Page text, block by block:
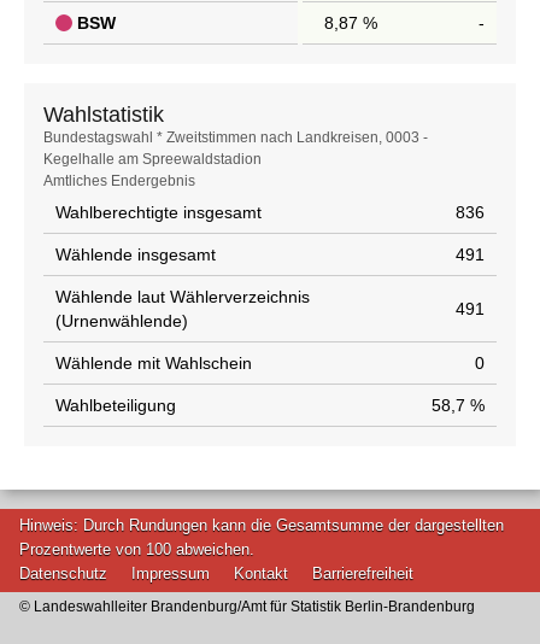
BSW 8,87 % -
Wahlstatistik
Wahlstatistik
Bundestagswahl * Zweitstimmen nach Landkreisen, 0003 -
Kegelhalle am Spreewaldstadion
Amtliches Endergebnis
Wahlberechtigte insgesamt 836
Wählende insgesamt 491
Wählende laut Wählerverzeichnis
(Urnenwählende)
491
Wählende mit Wahlschein 0
Wahlbeteiligung 58,7 %
Hinweis: Durch Rundungen kann die Gesamtsumme der dargestellten
Prozentwerte von 100 abweichen.
Datenschutz
Impressum Kontakt Barrierefreiheit
© Landeswahlleiter Brandenburg/Amt für Statistik Berlin-Brandenburg